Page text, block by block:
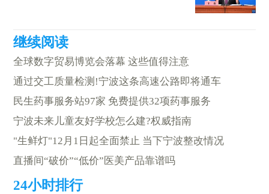
全球数字贸易博览会落幕 这些值得注意
通过交工质量检测!宁波这条高速公路即将通车
民生药事服务站97家 免费提供32项药事服务
宁波未来儿童友好学校怎么建?权威指南
"生鲜灯"12月1日起全面禁止 当下宁波整改情况
直播间“破价”“低价”医美产品靠谱吗